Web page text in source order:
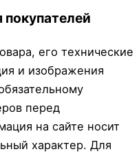
его технические
и изображения
перед
на сайте носит
характер. Для